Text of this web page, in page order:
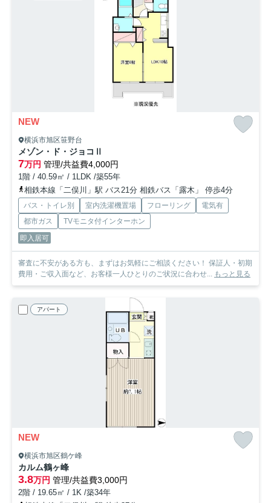
NEW
横浜市旭区笹野台
メゾン・ド・ジョコⅡ
7万円 管理/共益費4,000円
1階 / 40.59㎡ / 1LDK /築55年
相鉄本線「二俣川」駅 バス21分 相鉄バス「露木」 停歩4分
バス・トイレ別 室内洗濯機置場 フローリング
電気有
都市ガス
TVモニタ付インターホン
即入居可
審査に不安がある方も、まずはお気軽にご相談ください！ 保証人・初期
費用・ご収入面など、お客様一人ひとりのご状況に合わせ...
もっと見る
アパート
NEW
横浜市旭区鶴ケ峰
カルム鶴ヶ峰
3.8万円 管理/共益費3,000円
2階 / 19.65㎡ / 1K /築34年